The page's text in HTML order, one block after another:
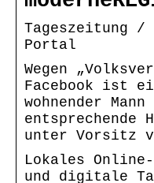
Tageszeitung /
Portal
Wegen
Facebook ist
wohnender
entsprechende
unter Vorsitz
Lokales
und digitale